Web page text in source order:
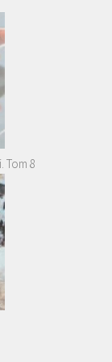
Tom 8